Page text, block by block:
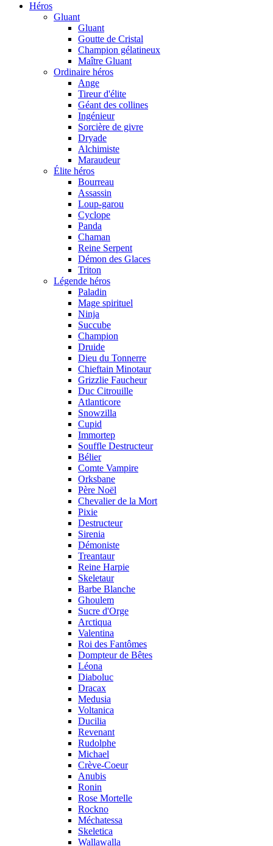
Héros
Gluant
Gluant
Goutte de Cristal
Champion gélatineux
Maître Gluant
Ordinaire héros
Ange
Tireur d'élite
Géant des collines
Ingénieur
Sorcière de givre
Dryade
Alchimiste
Maraudeur
Élite héros
Bourreau
Assassin
Loup-garou
Cyclope
Panda
Chaman
Reine Serpent
Démon des Glaces
Triton
Légende héros
Paladin
Mage spirituel
Ninja
Succube
Champion
Druide
Dieu du Tonnerre
Chieftain Minotaur
Grizzlie Faucheur
Duc Citrouille
Atlanticore
Snowzilla
Cupid
Immortep
Souffle Destructeur
Bélier
Comte Vampire
Orksbane
Père Noël
Chevalier de la Mort
Pixie
Destructeur
Sirenia
Démoniste
Treantaur
Reine Harpie
Skeletaur
Barbe Blanche
Ghoulem
Sucre d'Orge
Arctiqua
Valentina
Roi des Fantômes
Dompteur de Bêtes
Léona
Diaboluc
Dracax
Medusia
Voltanica
Ducilia
Revenant
Rudolphe
Michael
Crève-Coeur
Anubis
Ronin
Rose Mortelle
Rockno
Méchatessa
Skeletica
Wallawalla